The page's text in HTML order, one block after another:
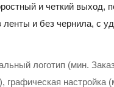
и четкий выход,
и без чернила, с
логотип (мин.
графическая настройка